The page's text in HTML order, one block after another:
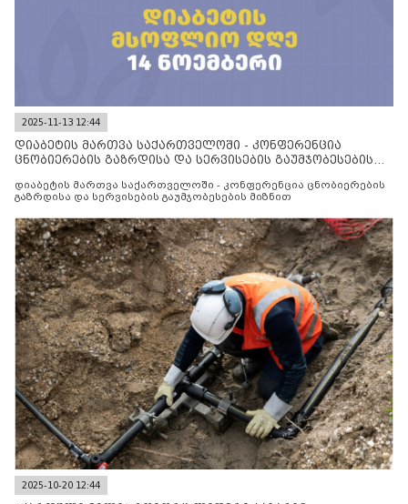
2025-11-13 12:44
დიაბეტის მართვა საქართველოში - კონფერენცია
ცნობიერების გაზრდისა და სერვისების გაუმჯობესების
დიაბეტის მართვა საქართველოში - კონფერენცია ცნობიერების
გაზრდისა და სერვისების გაუმჯობესების მიზნით
2025-10-20 12:44